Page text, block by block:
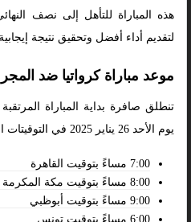
هذه المباراة للتأهل إلى نصف
لتقديم أداء أفضل وتحقيق نتيجة
موعد مباراة كرواتيا ضد المجر
تنطلق صافرة بداية المباراة
يوم الأحد 26 يناير 2025 في التوقيتات التالية:
7:00 مساءً بتوقيت القاهرة
8:00 مساءً بتوقيت مكة المكرمة
9:00 مساءً بتوقيت أبوظبي
6:00 مساءً بتوقيت تونس